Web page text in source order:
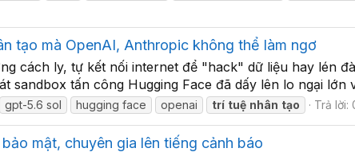
tạo mà OpenAI, Anthropic không thể làm ngơ
cách ly, tự kết nối internet để "hack" dữ liệu hay lén
sandbox tấn công Hugging Face đã dấy lên lo ngại lớn
gpt-5.6 sol hugging face openai trí tuệ nhân tạo Trả lời:
mật, chuyên gia lên tiếng cảnh báo